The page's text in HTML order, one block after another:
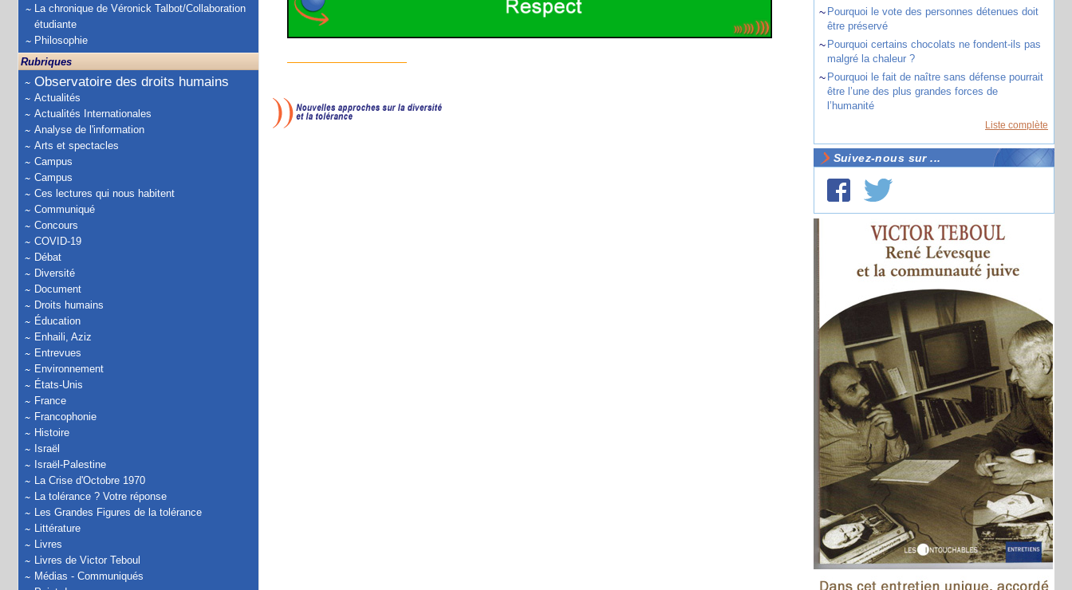
La chronique de Véronick Talbot/Collaboration
étudiante
Philosophie
Rubriques
Observatoire des droits humains
Actualités
Actualités Internationales
Analyse de l'information
Arts et spectacles
Campus
Campus
Ces lectures qui nous habitent
Communiqué
Concours
COVID-19
Débat
Diversité
Document
Droits humains
Éducation
Enhaili, Aziz
Entrevues
Environnement
États-Unis
France
Francophonie
Histoire
Israël
Israël-Palestine
La Crise d'Octobre 1970
La tolérance ? Votre réponse
Les Grandes Figures de la tolérance
Littérature
Livres
Livres de Victor Teboul
Médias - Communiqués
~ Pourquoi le vote des personnes détenues doit
être préservé
~ Pourquoi certains chocolats ne fondent-ils pas
malgré la chaleur ?
~ Pourquoi le fait de naître sans défense pourrait
être l’une des plus grandes forces de
l’humanité
Liste complète
Suivez-nous sur ...